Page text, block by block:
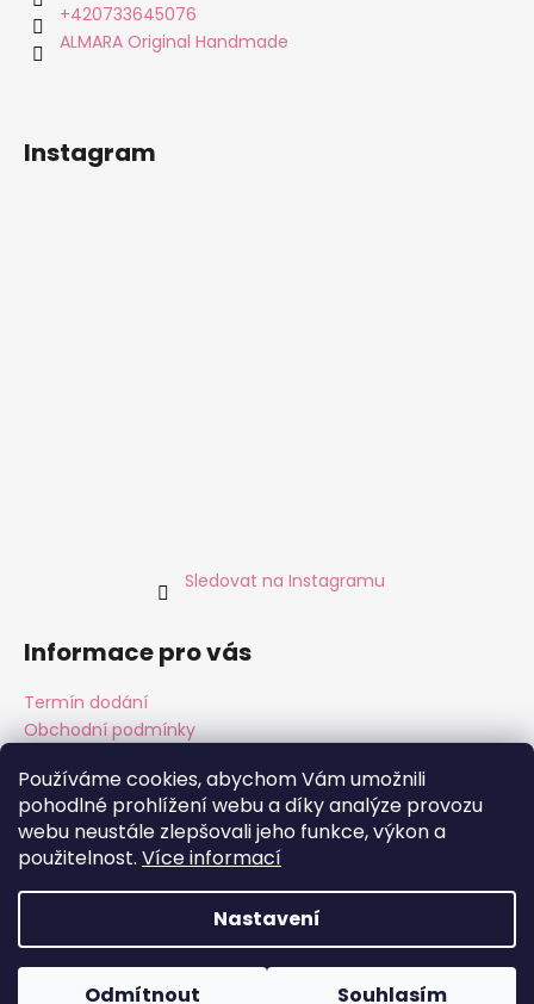
Používáme cookies, abychom Vám umožnili
pohodlné prohlížení webu a díky analýze provozu
webu neustále zlepšovali jeho funkce, výkon a
použitelnost. Více informací
Nastavení
Odmítnout Souhlasím
+420733645076
ALMARA Original Handmade
Instagram
Sledovat na Instagramu
Informace pro vás
Termín dodání
Obchodní podmínky
Instagram Facebook
Copyright 2026ALMARA Original Handmade. Všechna
práva vyhrazena.